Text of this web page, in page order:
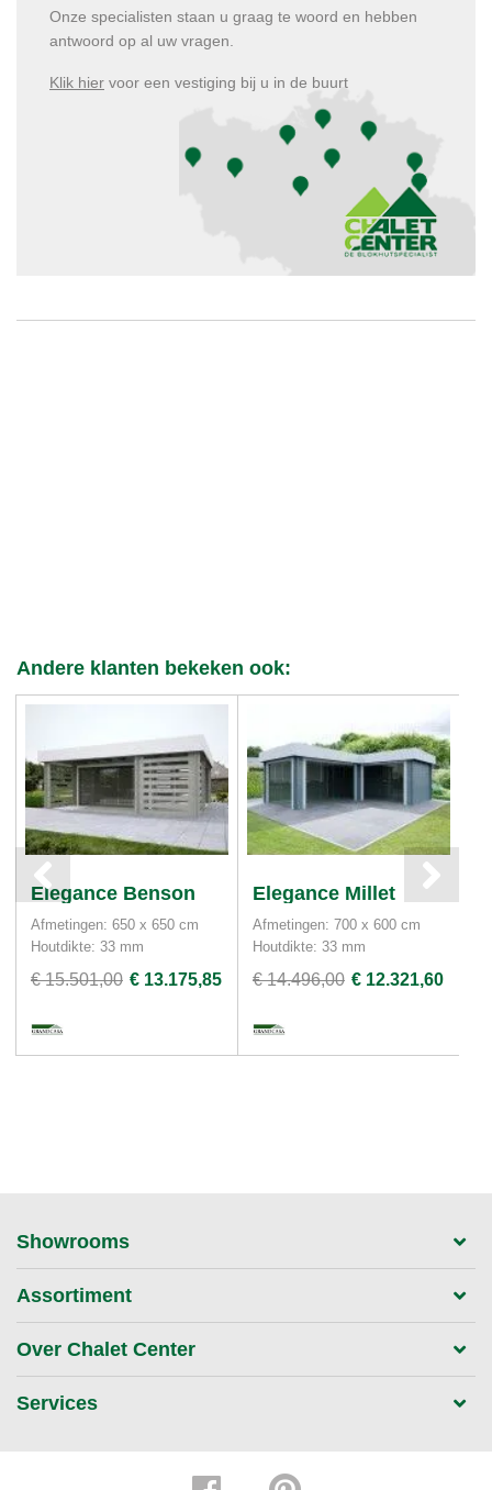
Onze specialisten staan u graag te woord en hebben
antwoord op al uw vragen.
Klik hier voor een vestiging bij u in de buurt
Andere klanten bekeken ook:
Elegance Benson
Afmetingen: 650 x 650 cm
Houtdikte: 33 mm
€ 15.501,00 € 13.175,85
Elegance Millet
Afmetingen: 700 x 600 cm
Houtdikte: 33 mm
€ 14.496,00 € 12.321,60
Showrooms
Assortiment
Over Chalet Center
Services